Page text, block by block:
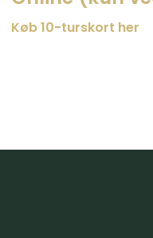
Køb 10-turskort her